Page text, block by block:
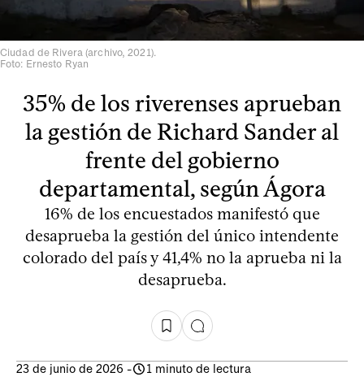
Ciudad de Rivera (archivo, 2021).
Foto: Ernesto Ryan
35% de los riverenses aprueban
la gestión de Richard Sander al
frente del gobierno
departamental, según Ágora
16% de los encuestados manifestó que
desaprueba la gestión del único intendente
colorado del país y 41,4% no la aprueba ni la
desaprueba.
23 de junio de 2026 - 1 minuto de lectura